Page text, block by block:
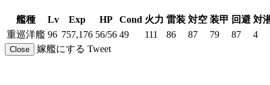
艦種 Lv Exp HP Cond 火力 雷装 対空 装甲 回避 対
重巡洋艦 96 757,176 56/56 49 111 86 87 79 87 4
Close 嫁艦にする Tweet